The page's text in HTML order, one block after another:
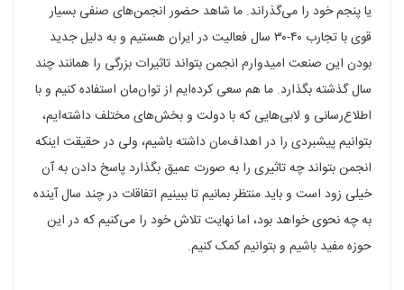
یا پنجم خود را می‌گذراند. ما شاهد حضور انجمن‌های صنفی بسیار
قوی با تجارب ۴۰-۳۰ سال فعالیت در ایران هستیم و به دلیل جدید
بودن این صنعت امیدوارم انجمن بتواند تاثیرات بزرگی را همانند چند
سال گذشته بگذارد. ما هم سعی کرده‌ایم از توان‌مان استفاده کنیم و با
اطلاع‌رسانی و لابی‌هایی که با دولت و بخش‌های مختلف داشته‌ایم،
بتوانیم پیشبردی را در اهداف‌مان داشته باشیم، ولی در حقیقت اینکه
انجمن بتواند چه تاثیری را به صورت عمیق بگذارد پاسخ دادن به آن
خیلی زود است و باید منتظر بمانیم تا ببینیم اتفاقات در چند سال آینده
به چه نحوی خواهد بود، اما نهایت تلاش خود را می‌کنیم که در این
حوزه مفید باشیم و بتوانیم کمک کنیم.